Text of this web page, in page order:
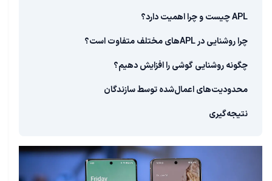
APL چیست و چرا اهمیت دارد؟
چرا روشنایی در APL‌های مختلف متفاوت است؟
چگونه روشنایی گوشی را افزایش دهیم؟
محدودیت‌های اعمال‌شده توسط سازندگان
نتیجه‌گیری